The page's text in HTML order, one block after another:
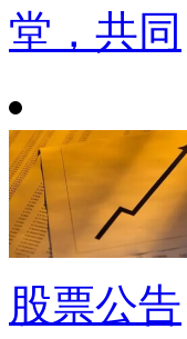
堂，共同
股票公告